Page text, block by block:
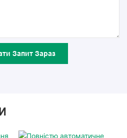
Запит Зараз